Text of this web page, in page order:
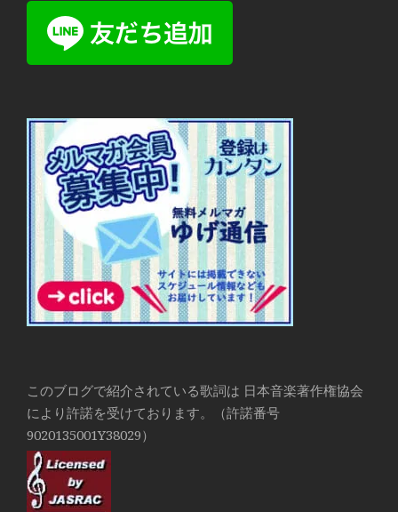
このブログで紹介されている歌詞は 日本音楽著作権協会
により許諾を受けております。（許諾番号
9020135001Y38029）